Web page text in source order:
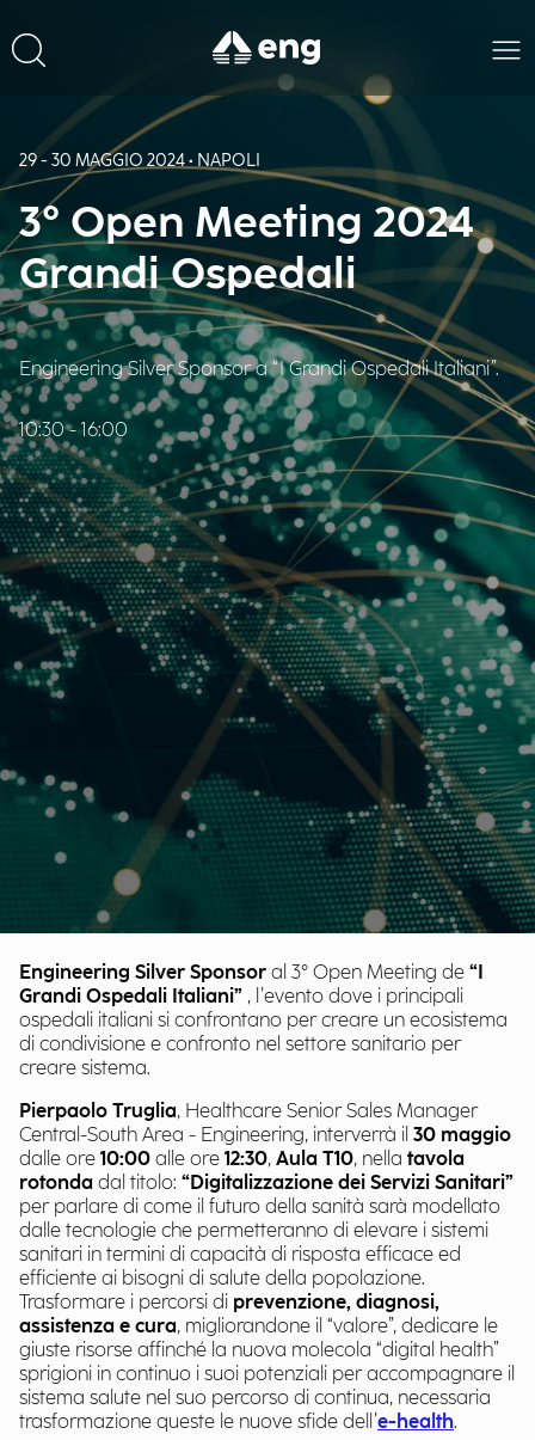
29 - 30 MAGGIO 2024 • NAPOLI
3° Open Meeting 2024
Grandi Ospedali
Engineering Silver Sponsor a “I Grandi Ospedali Italiani”.
10:30 - 16:00
Engineering Silver Sponsor al 3° Open Meeting de “I
Grandi Ospedali Italiani” , l’evento dove i principali
ospedali italiani si confrontano per creare un ecosistema
di condivisione e confronto nel settore sanitario per
creare sistema.
Pierpaolo Truglia, Healthcare Senior Sales Manager
Central-South Area - Engineering, interverrà il 30 maggio
dalle ore 10:00 alle ore 12:30, Aula T10, nella tavola
rotonda dal titolo: “Digitalizzazione dei Servizi Sanitari”
per parlare di come il futuro della sanità sarà modellato
dalle tecnologie che permetteranno di elevare i sistemi
sanitari in termini di capacità di risposta efficace ed
efficiente ai bisogni di salute della popolazione.
Trasformare i percorsi di prevenzione, diagnosi,
assistenza e cura, migliorandone il “valore”, dedicare le
giuste risorse affinché la nuova molecola “digital health”
sprigioni in continuo i suoi potenziali per accompagnare il
sistema salute nel suo percorso di continua, necessaria
trasformazione queste le nuove sfide dell’e-health.